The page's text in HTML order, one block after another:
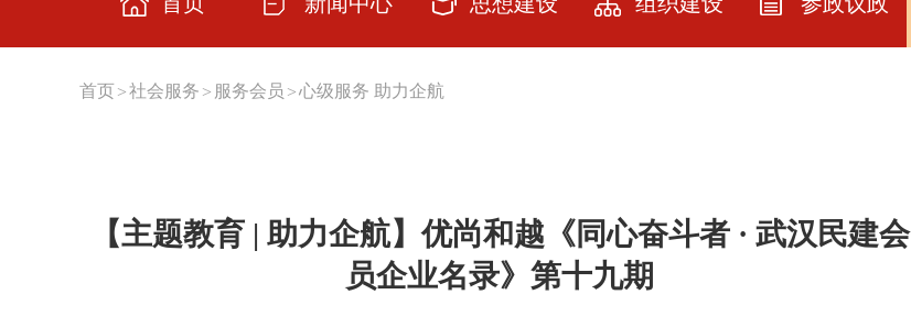
交流园地
云上展厅
人大代表政协
委员名单
提案选登
首页>社会服务 > 服务会员 >心级服务 助力企航
【主题教育 | 助力企航】优尚和越《同心奋斗者 · 武汉民建会
员企业名录》第十九期